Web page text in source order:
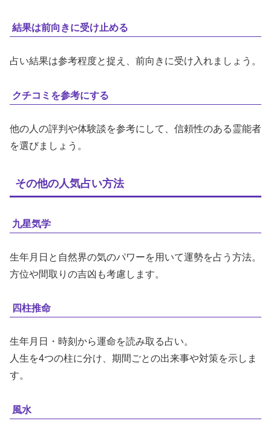
結果は前向きに受け止める
占い結果は参考程度と捉え、前向きに受け入れましょう。
クチコミを参考にする
他の人の評判や体験談を参考にして、信頼性のある霊能者
を選びましょう。
その他の人気占い方法
九星気学
生年月日と自然界の気のパワーを用いて運勢を占う方法。
方位や間取りの吉凶も考慮します。
四柱推命
生年月日・時刻から運命を読み取る占い。
人生を4つの柱に分け、期間ごとの出来事や対策を示しま
す。
風水